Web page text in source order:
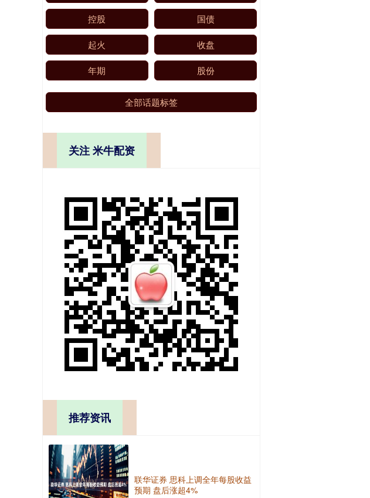
控股 国债
起火 收盘
年期 股份
全部话题标签
关注 米牛配资
推荐资讯
联华证券 思科上调全年每股收益
预期 盘后涨超4%